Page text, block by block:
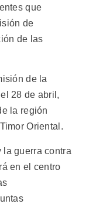
que
de
de las
de la
28 de abril,
la región
Oriental.
la guerra contra
en el centro